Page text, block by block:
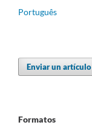
Português
Enviar un artículo
Formatos